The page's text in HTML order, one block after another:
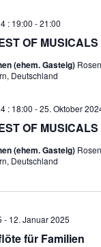
OF MUSICALS
: 19:00 -21:00
(ehem. Gasteig)
Deutschland
OF MUSICALS
: 18:00 -25. Oktober
(ehem. Gasteig)
Deutschland
für Familien
- 12. Januar 2025